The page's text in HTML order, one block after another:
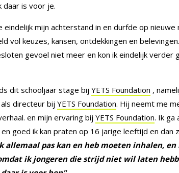
is voor je.
mijn achterstand in en durfde op
keuzes, kansen, ontdekkingen en
gevoel niet meer en kon ik eindelijk verder
dit schooljaar stage bij YETS Foundation ,
directeur bij YETS Foundation. Hij neemt me
en mijn ervaring bij YETS Foundation. Ik ga
goed ik kan praten op 16 jarige leeftijd en dan
pas kan en heb moeten inhalen,
ik jongeren die strijd niet wil laten